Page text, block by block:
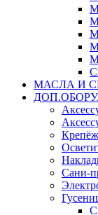
МАСЛА И
Сани-